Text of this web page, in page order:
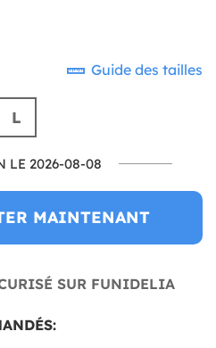
Guide des tailles
L
LE 2026-08-08
MAINTENANT
SUR FUNIDELIA